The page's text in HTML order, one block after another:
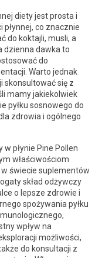
diety jest prosta i
co znacznie
do koktajli, musli, a
dzienna dawka to
do
Warto jednak
skonsultować się z
mamy jakiekolwiek
pyłku sosnowego do
zdrowia i ogólnego
płynie Pine Pollen
właściwościom
świecie suplementów
skład odżywczy
o lepsze zdrowie i
spożywania pyłku
wpływ na
możliwości,
do konsultacji z